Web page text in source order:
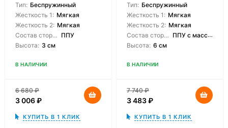
Тип: Беспружинный
Жесткость 1: Мягкая
Жесткость 2: Мягкая
Состав сторон: ППУ
Высота: 3 см
В НАЛИЧИИ
6 680₽
3 006₽
КУПИТЬ В 1 КЛИК
Тип: Беспружинный
Жесткость 1: Мягкая
Жесткость 2: Мягкая
Состав сторон: ППУ с массажным эффектом
Высота: 6 см
В НАЛИЧИИ
7 740₽
3 483₽
КУПИТЬ В 1 КЛИК